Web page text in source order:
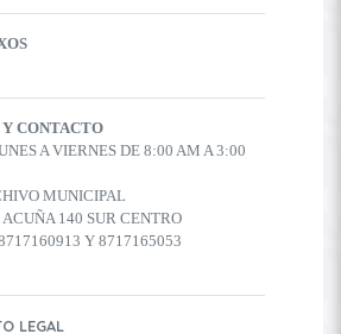
CONTACTO
A VIERNES DE 8:00 AM A 3:00
MUNICIPAL
140 SUR CENTRO
Y 8717165053
LEGAL